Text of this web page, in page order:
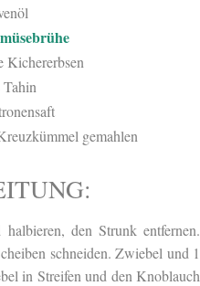
gemahlen
den Strunk entfernen.
schneiden. Zwiebel und 1
in Streifen und den Knoblauch